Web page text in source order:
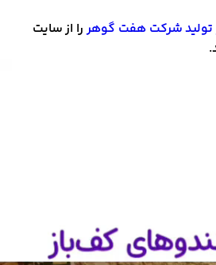
تولید شرکت هفت گوهررا از سایت